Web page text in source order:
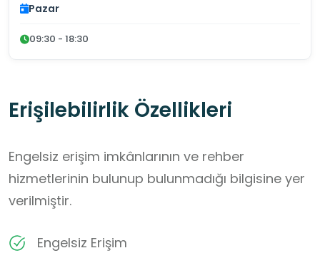
Pazar
09:30 - 18:30
Erişilebilirlik Özellikleri
Engelsiz erişim imkânlarının ve rehber
hizmetlerinin bulunup bulunmadığı bilgisine yer
verilmiştir.
Engelsiz Erişim